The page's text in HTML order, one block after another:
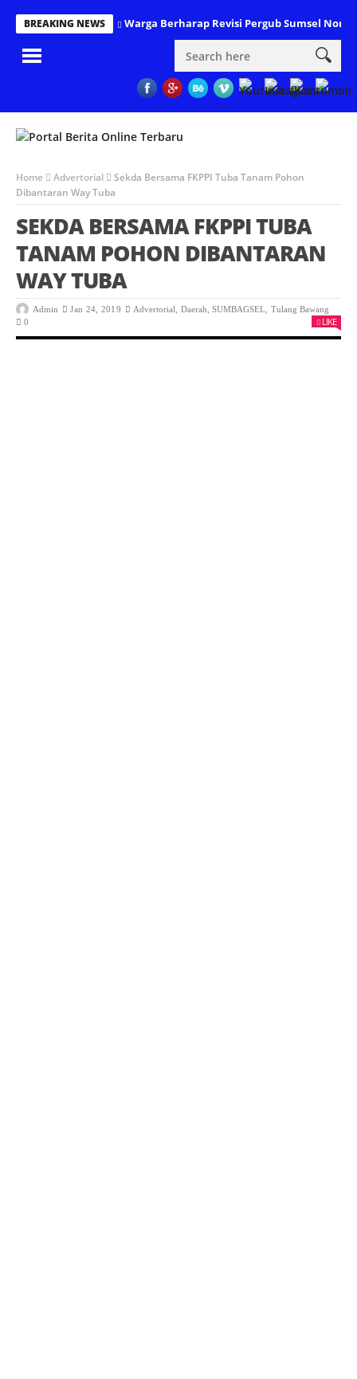
BREAKING NEWS Warga Berharap Revisi Pergub Sumsel
Home Advertorial
Sekda Bersama FKPPI Tuba Tanam Pohon
Dibantaran Way Tuba
SEKDA BERSAMA FKPPI TUBA
TANAM POHON DIBANTARAN
WAY TUBA
Admin Jan 24, 2019 Advertorial Daerah ,SUMBAGSEL ,Tulang Bawang
0
LIKE